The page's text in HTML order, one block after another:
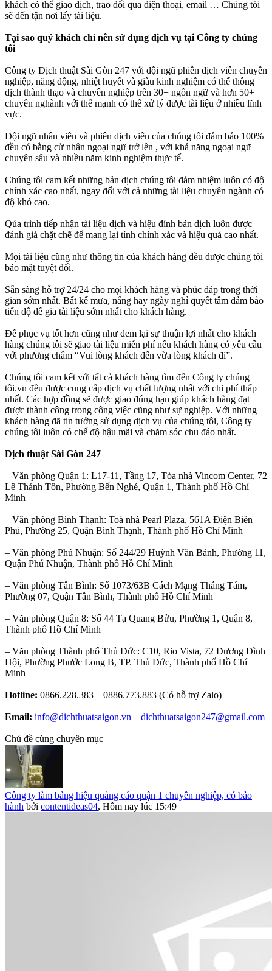
khách có thể giao dịch, trao đổi qua điện thoại, email … Chúng tôi
sẽ đến tận nơi lấy tài liệu.
Tại sao quý khách chỉ nên sử dụng dịch vụ tại Công ty chúng
tôi
Công ty Dịch thuật Sài Gòn 247 với đội ngũ phiên dịch viên chuyên
nghiệp, năng động, nhiệt huyết và giàu kinh nghiệm có thể thông
dịch thành thạo và chuyên nghiệp trên 30+ ngôn ngữ và hơn 50+
chuyên nghành với thế mạnh có thể xử lý được tài liệu ở nhiều lĩnh
vực.
Đội ngũ nhân viên và phiên dịch viên của chúng tôi đảm bảo 100%
đều có bằng cử nhân ngoại ngữ trở lên , với khả năng ngoại ngữ
chuyên sâu và nhiều năm kinh nghiệm thực tế.
Chúng tôi cam kết những bản dịch chúng tôi đảm nhiệm luôn có độ
chính xác cao nhất, ngay đối với cả những tài liệu chuyên ngành có
độ khó cao.
Qúa trình tiếp nhận tài liệu dịch và hiệu đính bản dịch luôn được
đánh giá chặt chẽ để mang lại tính chính xác và hiệu quả cao nhất.
Mọi tài liệu cũng như thông tin của khách hàng đều được chúng tôi
bảo mật tuyệt đối.
Sẵn sàng hỗ trợ 24/24 cho mọi khách hàng và phúc đáp trong thời
gian sớm nhất. Bất kể mưa, nắng hay ngày nghỉ quyết tâm đảm bảo
tiến độ để gia tài liệu sớm nhất cho khách hàng.
Để phục vụ tốt hơn cũng như đem lại sự thuận lợi nhất cho khách
hàng chúng tôi sẽ giao tài liệu miễn phí nếu khách hàng có yêu cầu
với phương châm “Vui lòng khách đến vừa lòng khách đi”.
Chúng tôi cam kết với tất cả khách hàng tìm đến Công ty chúng
tôi.vn đều được cung cấp dịch vụ chất lượng nhất với chi phí thấp
nhất. Các hợp đồng sẽ được giao đúng hạn giúp khách hàng đạt
được thành công trong công việc cũng như sự nghiệp. Với những
khách hàng đã tin tưởng sử dụng dịch vụ của chúng tôi, Công ty
chúng tôi luôn có chế độ hậu mãi và chăm sóc chu đáo nhất.
Dịch thuật Sài Gòn 247
– Văn phòng Quận 1: L17-11, Tầng 17, Tòa nhà Vincom Center, 72
Lê Thánh Tôn, Phường Bến Nghé, Quận 1, Thành phố Hồ Chí
Minh
– Văn phòng Bình Thạnh: Toà nhà Pearl Plaza, 561A Điện Biên
Phủ, Phường 25, Quận Bình Thạnh, Thành phố Hồ Chí Minh
– Văn phòng Phú Nhuận: Số 244/29 Huỳnh Văn Bánh, Phường 11,
Quận Phú Nhuận, Thành phố Hồ Chí Minh
– Văn phòng Tân Bình: Số 1073/63B Cách Mạng Tháng Tám,
Phường 07, Quận Tân Bình, Thành phố Hồ Chí Minh
– Văn phòng Quận 8: Số 44 Tạ Quang Bửu, Phường 1, Quận 8,
Thành phố Hồ Chí Minh
– Văn phòng Thành phố Thủ Đức: C10, Rio Vista, 72 Dương Đình
Hội, Phường Phước Long B, TP. Thủ Đức, Thành phố Hồ Chí
Minh
Hotline: 0866.228.383 – 0886.773.883 (Có hỗ trợ Zalo)
Email: info@dichthuatsaigon.vn – dichthuatsaigon247@gmail.com
Chủ đề cùng chuyên mục
Công ty làm bảng hiệu quảng cáo quận 1 chuyên nghiệp, có bảo
hành bởi contentideas04, Hôm nay lúc 15:49